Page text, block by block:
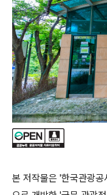
본 저작물은 '한국관광